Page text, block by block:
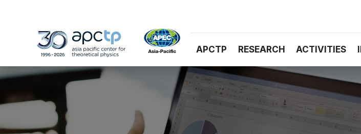
APCTP RESEARCH ACTIVITIES